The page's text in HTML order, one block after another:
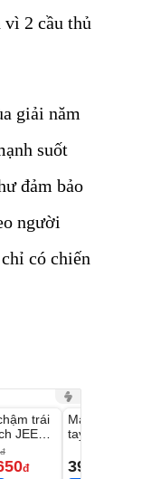
2 cầu thủ
giải năm
suốt
đảm bảo
người
có chiến
trái
JEE
đ
đ
Máy rửa xe cầm
tay xịt rửa cao áp
399.000